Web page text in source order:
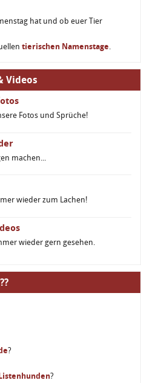
hat und ob euer Tier
tierischen Namenstage.
Videos
Fotos und Sprüche!
machen...
wieder zum Lachen!
wieder gern gesehen.
?
Listenhunden?